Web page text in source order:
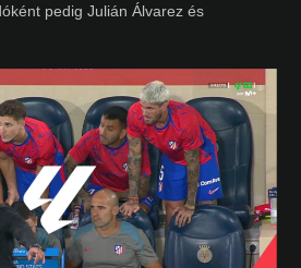
pedig Julián Álvarez és